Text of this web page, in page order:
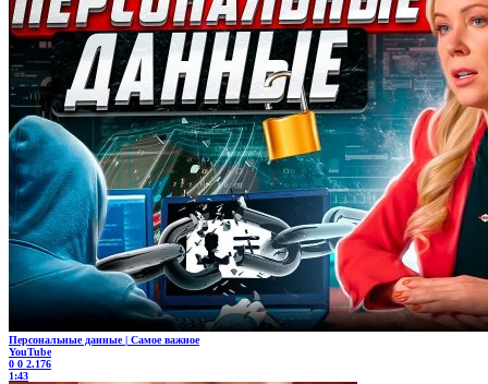
Персональные данные | Самое важное
YouTube
0 0 2.176
1:43